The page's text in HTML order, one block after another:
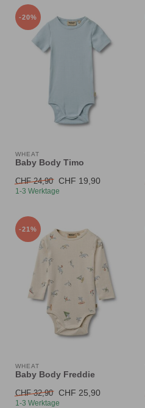
-20%
WHEAT
Baby Body Timo
CHF 24,90 CHF 19,90
1-3 Werktage
-21%
WHEAT
Baby Body Freddie
CHF 32,90 CHF 25,90
1-3 Werktage